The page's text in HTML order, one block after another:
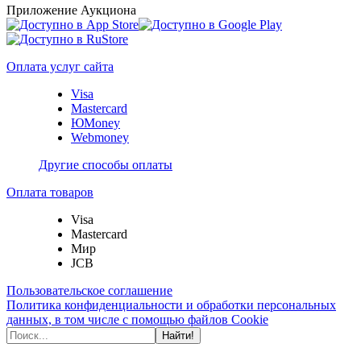
Приложение Аукциона
Оплата услуг сайта
Visa
Mastercard
ЮMoney
Webmoney
Другие способы оплаты
Оплата товаров
Visa
Mastercard
Мир
JCB
Пользовательское соглашение
Политика конфиденциальности и обработки персональных
данных, в том числе с помощью файлов Cookie
Найти!